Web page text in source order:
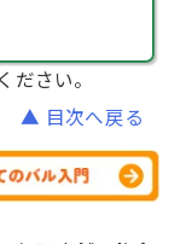
ださい。
▲ 目次へ戻る